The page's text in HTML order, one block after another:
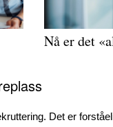
Nå er det
Det er